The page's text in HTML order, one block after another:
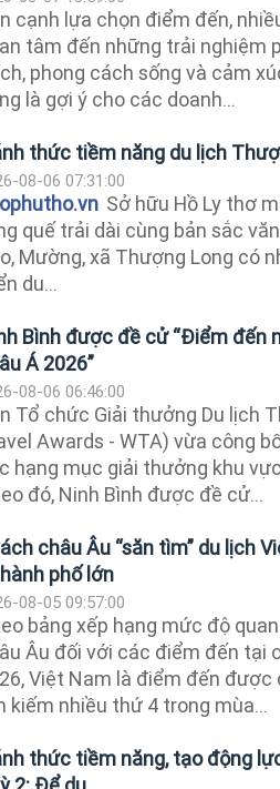
cạnh lựa chọn điểm đến,
tâm đến những trải nghiệm
phong cách sống và cảm
là gợi ý cho các doanh...
thức tiềm năng du lịch
08-06 07:31:00
Sở hữu Hồ Ly thơ
quế trải dài cùng bản sắc
Mường, xã Thượng Long có
du...
Bình được đề cử “Điểm đến
Á 2026”
08-06 06:46:00
Tổ chức Giải thưởng Du lịch
Awards - WTA) vừa công
hạng mục giải thưởng khu
đó, Ninh Bình được đề cử...
châu Âu “săn tìm” du lịch
phố lớn
08-05 09:57:00
bảng xếp hạng mức độ
Âu đối với các điểm đến tại
Việt Nam là điểm đến được
kiếm nhiều thứ 4 trong mùa...
thức tiềm năng, tạo động